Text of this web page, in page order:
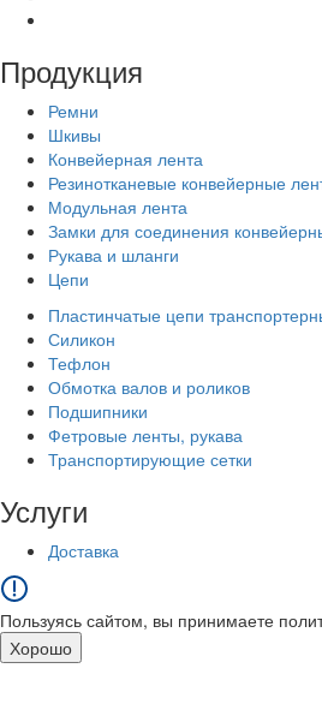
Продукция
Ремни
Шкивы
Конвейерная лента
Резинотканевые конвейерные
Модульная лента
Замки для соединения
Рукава и шланги
Цепи
Пластинчатые цепи
Силикон
Тефлон
Обмотка валов и роликов
Подшипники
Фетровые ленты, рукава
Транспортирующие сетки
Услуги
Доставка
Пользуясь сайтом, вы принимаете
Хорошо